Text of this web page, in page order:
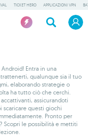
TICKET HERO APPLICAZIONI VPN
Entra in una
qualunque sia il tuo
elaborando strategie o
ha tutto ciò che cerchi.
assicurandoti
scaricare questi giochi
Pronto per
Scopri le possibilità e mettiti